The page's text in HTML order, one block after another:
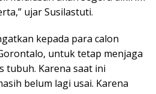
ujar Susilastuti.
kepada para calon
untuk tetap menjaga
tubuh. Karena saat ini
belum lagi usai. Karena